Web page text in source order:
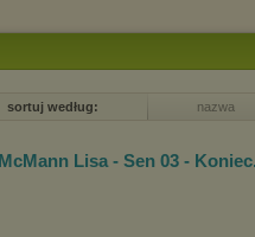
sortuj według: nazwa
McMann Lisa - Sen 03 - Koniec